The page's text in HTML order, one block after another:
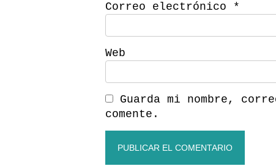
Correo electrónico *
Web
Guarda mi nombre,
comente.